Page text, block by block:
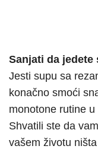
Sanjati da jedete
Jesti supu sa
konačno smoći
monotone rutine
Shvatili ste da
vašem životu